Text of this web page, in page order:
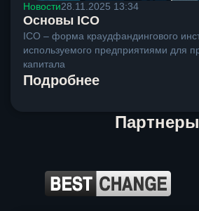
Новости28.11.2025 13:34
Основы ICO
ICO – форма краудфандингового
используемого предприятиями для
капитала
Подробнее
Партнеры